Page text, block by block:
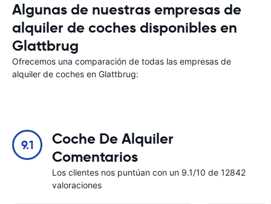
Algunas de nuestras empresas de
alquiler de coches disponibles en
Glattbrug
Ofrecemos una comparación de todas las empresas de
alquiler de coches en Glattbrug:
9.1
Coche De Alquiler
Comentarios
Los clientes nos puntúan con un 9.1/10 de 12842
valoraciones